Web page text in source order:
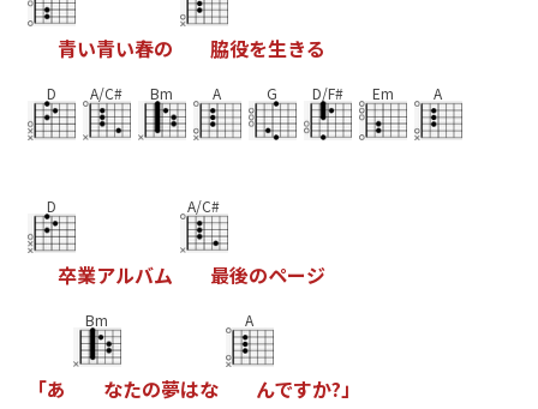
青い青い春の 脇役を生きる
D A/C# Bm A G D/F# Em A
D
卒業アルバム
A/C#
最後のページ
「あ
Bm
なたの夢はな
A
んですか? 」